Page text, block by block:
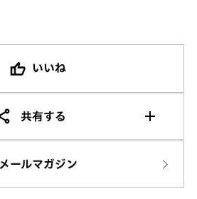
いいね
共有する
メールマガジン